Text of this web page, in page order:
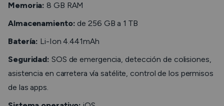
Memoria: 8 GB RAM
Almacenamiento: de 256 GB a 1 TB
Batería: Li-Ion 4.441mAh
Seguridad: SOS de emergencia, detección de colisiones,
asistencia en carretera vía satélite, control de los permisos
de las apps.